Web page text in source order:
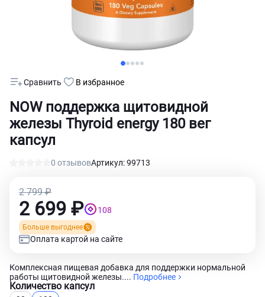
NOW поддержка щитовидной
железы Thyroid energy 180 вег
капсул
0 отзывовАртикул: 99713
Сравнить В избранное
Комплексная пищевая добавка для поддержки нормальной
работы щитовидной железы.... Подробнее
Количество капсул
2 799 ₽
2 699 ₽ 108
Больше выгоднее
Оплата картой на сайте